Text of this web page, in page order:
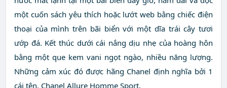
một cuốn sách yêu thích hoặc lướt web bằng chiếc điện
thoại của mình trên bãi biển với một dĩa trái cây tươi
ướp đá. Kết thúc dưới cái nắng dịu nhẹ của hoàng hôn
bằng một que kem vani ngọt ngào, nhiều năng lượng.
Những cảm xúc đó được hãng Chanel định nghĩa bởi 1
cái tên, Chanel Allure Homme Sport.